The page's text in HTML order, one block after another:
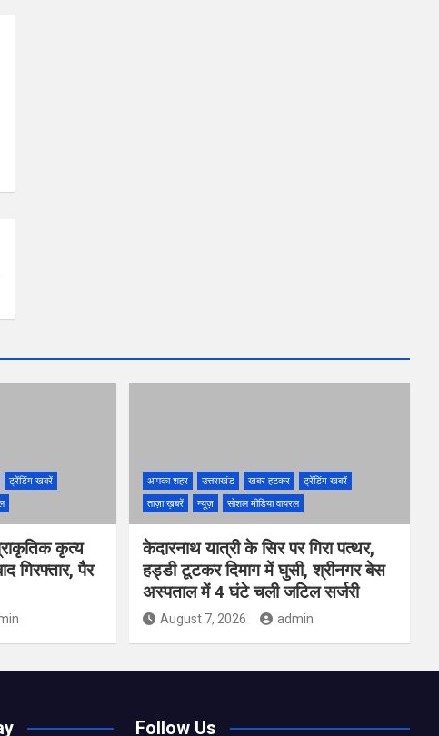
ट्रेंडिंग खबरें
कृत्य
गिरफ्तार, पैर
आपका शहर उत्तराखंड खबर हटकर
ट्रेंडिंग खबरें
ताज़ा ख़बरें
न्यूज़ सोशल मीडिया वायरल
केदारनाथ यात्री के सिर पर गिरा पत्थर,
हड्डी टूटकर दिमाग में घुसी, श्रीनगर बेस
अस्पताल में 4 घंटे चली जटिल सर्जरी
August 7, 2026 admin
Follow Us